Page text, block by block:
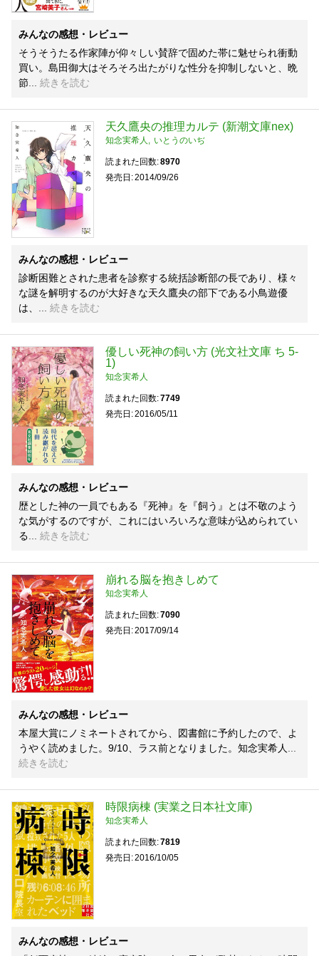
みんなの感想・レビュー
そうそうたる作家陣が仰々しい賛辞で固めた帯に魅せられ衝動
買い。島田御大はそろそろ出たがりな性分を抑制しないと、晩
節
続きを読む
天久鷹央の推理カルテ (新潮文庫nex)
知念実希人 いとうのいぢ
読まれた回数 8970
発売日 2014/09/26
みんなの感想・レビュー
診断困難とされた患者を診察する統括診断部の長であり、様々
な謎を解明するのが大好きな天久鷹央の部下である小鳥遊優
は、
続きを読む
優しい死神の飼い方 (光文社文庫 ち 5-
1)
知念実希人
読まれた回数 7749
発売日 2016/05/11
みんなの感想・レビュー
歴とした神の一員でもある『死神』を『飼う』とは不敬のよう
な気がするのですが、これにはいろいろな意味が込められてい
る
続きを読む
崩れる脳を抱きしめて
知念実希人
読まれた回数 7090
発売日 2017/09/14
みんなの感想・レビュー
本屋大賞にノミネートされてから、図書館に予約したので、よ
うやく読めました。9/10、ラス前となりました。知念実希人
続きを読む
時限病棟 (実業之日本社文庫)
知念実希人
読まれた回数 7819
発売日 2016/10/05
みんなの感想・レビュー